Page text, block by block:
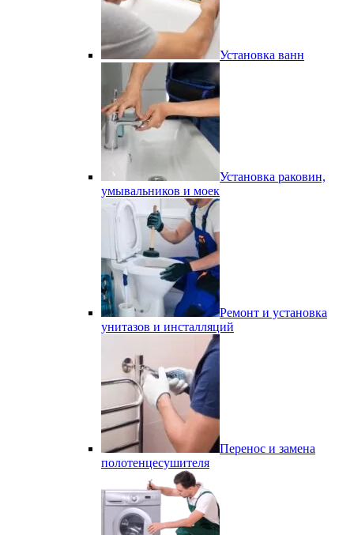
Установка ванн
Установка раковин,
умывальников и моек
Ремонт и установка
унитазов и инсталляций
Перенос и замена
полотенцесушителя